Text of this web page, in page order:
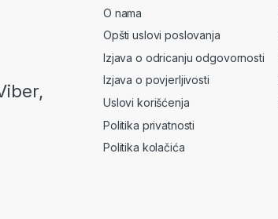
O nama
Opšti uslovi poslovanja
Izjava o odricanju odgovornosti
Izjava o povjerljivosti
Uslovi korišćenja
Politika privatnosti
Politika kolačića